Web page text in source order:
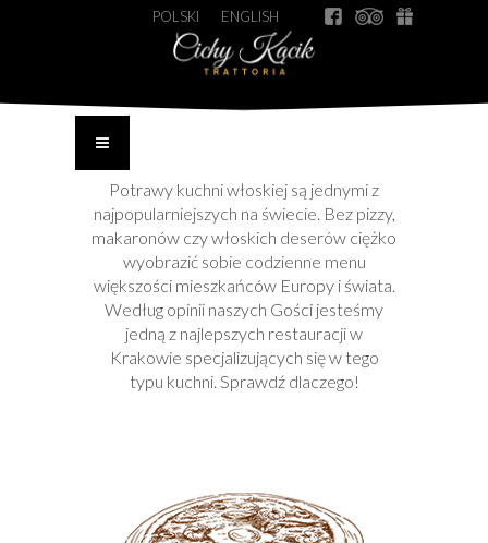
POLSKI ENGLISH
Potrawy kuchni włoskiej są jednymi z
najpopularniejszych na świecie. Bez pizzy,
makaronów czy włoskich deserów ciężko
wyobrazić sobie codzienne menu
większości mieszkańców Europy i świata.
Według opinii naszych Gości jesteśmy
jedną z najlepszych restauracji w
Krakowie specjalizujących się w tego
typu kuchni. Sprawdź dlaczego!